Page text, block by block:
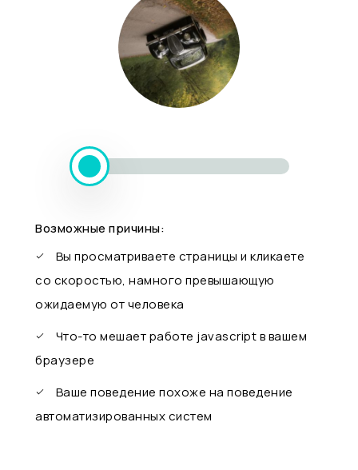
Возможные причины:
Вы просматриваете страницы и кликаете
со скоростью, намного превышающую
ожидаемую от человека
Что-то мешает работе javascript в вашем
браузере
Ваше поведение похоже на поведение
автоматизированных систем